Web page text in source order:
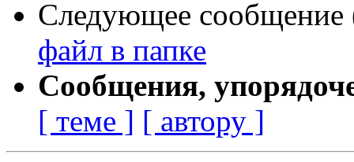
Следующее сообщение
файл в папке
Сообщения,
[ теме ] [ автору ]